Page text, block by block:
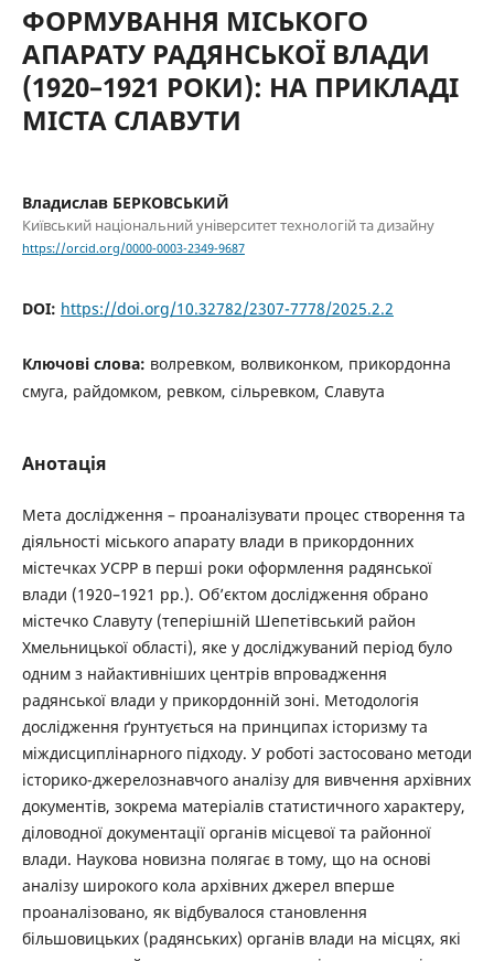
ФОРМУВАННЯ МІСЬКОГО
АПАРАТУ РАДЯНСЬКОЇ ВЛАДИ
(1920–1921 РОКИ): НА ПРИКЛАДІ
МІСТА СЛАВУТИ
Владислав БЕРКОВСЬКИЙ
Київський національний університет технологій та дизайну
https://orcid.org/0000-0003-2349-9687
DOI: https://doi.org/10.32782/2307-7778/2025.2.2
Ключові слова: волревком, волвиконком, прикордонна
смуга, райдомком, ревком, сільревком, Славута
Анотація
Мета дослідження – проаналізувати процес створення та
діяльності міського апарату влади в прикордонних
містечках УСРР в перші роки оформлення радянської
влади (1920–1921 рр.). Об’єктом дослідження обрано
містечко Славуту (теперішній Шепетівський район
Хмельницької області), яке у досліджуваний період було
одним з найактивніших центрів впровадження
радянської влади у прикордонній зоні. Методологія
дослідження ґрунтується на принципах історизму та
міждисциплінарного підходу. У роботі застосовано методи
історико-джерелознавчого аналізу для вивчення архівних
документів, зокрема матеріалів статистичного характеру,
діловодної документації органів місцевої та районної
влади. Наукова новизна полягає в тому, що на основі
аналізу широкого кола архівних джерел вперше
проаналізовано, як відбувалося становлення
більшовицьких (радянських) органів влади на місцях, які